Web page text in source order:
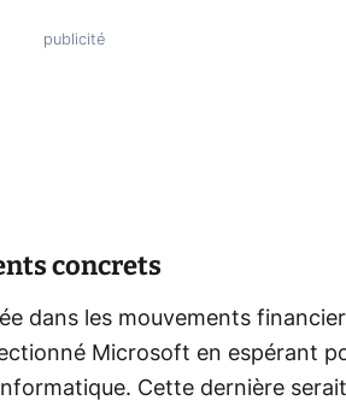
concrets
dans les mouvements
Microsoft en espérant
Cette dernière